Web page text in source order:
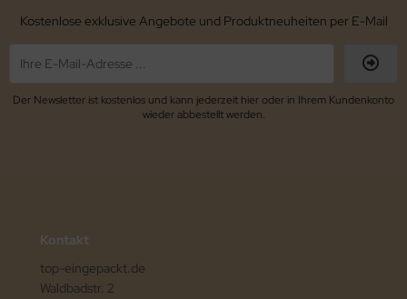
Kostenlose exklusive Angebote und Produktneuheiten per E-Mail
Der Newsletter ist kostenlos und kann jederzeit hier oder in Ihrem Kundenkonto
wieder abbestellt werden.
Kontakt
top-eingepackt.de
Waldbadstr. 2